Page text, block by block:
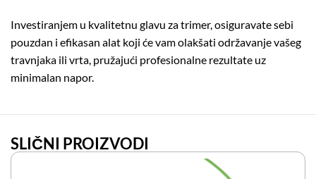
Investiranjem u kvalitetnu glavu za trimer, osiguravate sebi
pouzdan i efikasan alat koji će vam olakšati održavanje vašeg
travnjaka ili vrta, pružajući profesionalne rezultate uz
minimalan napor.
SLIČNI PROIZVODI